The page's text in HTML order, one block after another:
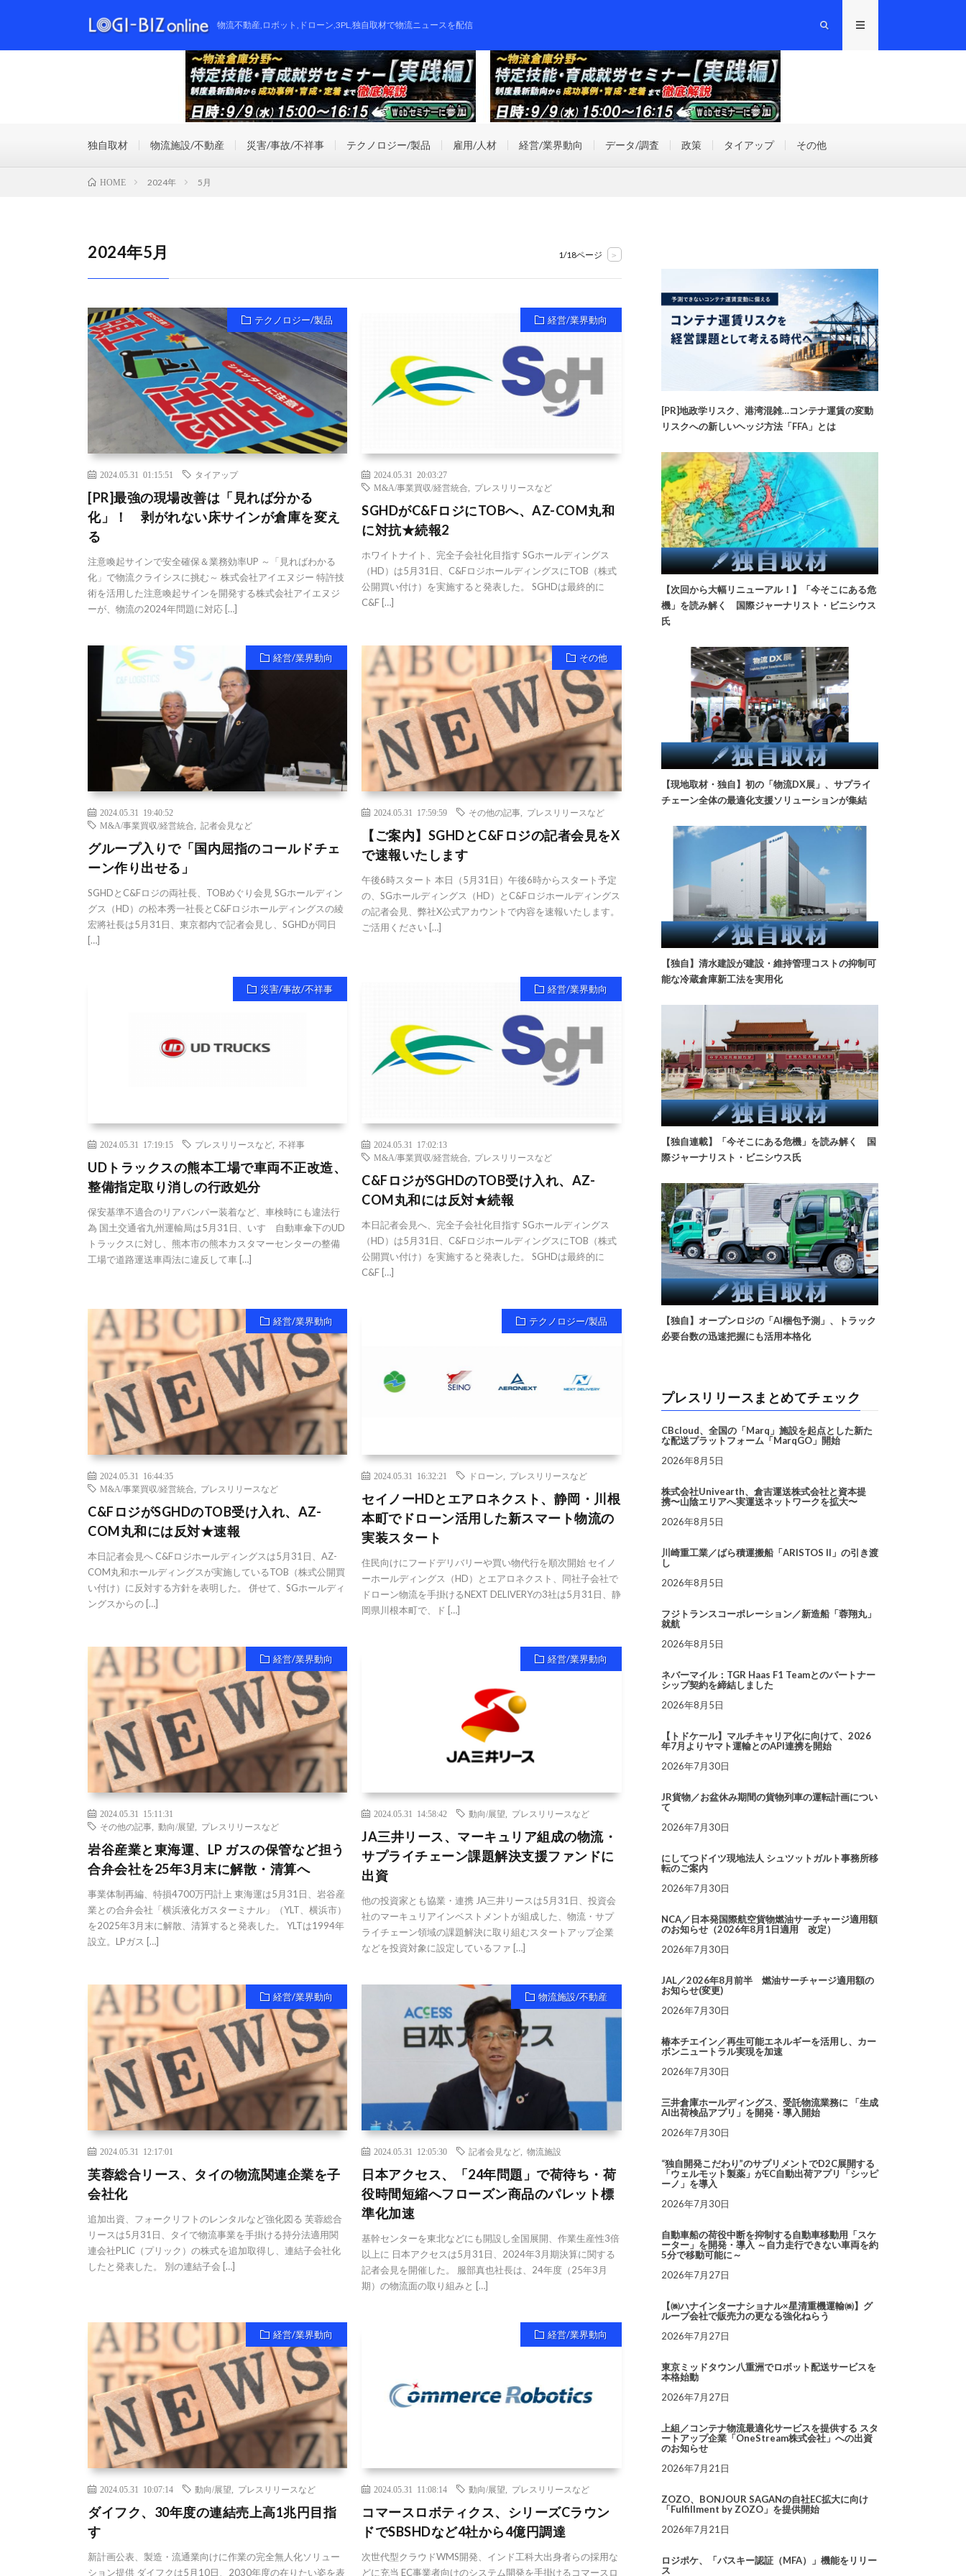
物流不動産,ロボット,ドローン,3PL,独自取材で物流ニュースを配信
独自取材 物流施設/不動産 災害/事故/不祥事 テクノロジー/製品 雇用/人材 経営/業界動向 データ/調査 政策 タイアップ その他
HOME 2024年 5月
2024年5月 1/18ページ >
テクノロジー/製品
2024.05.31 01:15:51 タイアップ
[PR]最強の現場改善は「見れば分かる
化」！ 剥がれない床サインが倉庫を変え
る
注意喚起サインで安全確保＆業務効率UP ～「見ればわかる
化」で物流クライシスに挑む～ 株式会社アイエヌジー 特許技
術を活用した注意喚起サインを開発する株式会社アイエヌジ
ーが、物流の2024年問題に対応 […]
経営/業界動向
2024.05.31 20:03:27
M&A/事業買収/経営統合
プレスリリースなど
SGHDがC&FロジにTOBへ、AZ-COM丸和
に対抗★続報2
ホワイトナイト、完全子会社化目指す SGホールディングス
（HD）は5月31日、C&FロジホールディングスにTOB（株式
公開買い付け）を実施すると発表した。 SGHDは最終的に
C&F […]
経営/業界動向
2024.05.31 19:40:52
M&A/事業買収/経営統合
記者会見など
グループ入りで「国内屈指のコールドチェ
ーン作り出せる」
SGHDとC&Fロジの両社長、TOBめぐり会見 SGホールディン
グス（HD）の松本秀一社長とC&Fロジホールディングスの綾
宏將社長は5月31日、東京都内で記者会見し、SGHDが同日
[…]
その他
2024.05.31 17:59:59 その他の記事 プレスリリースなど
【ご案内】SGHDとC&Fロジの記者会見をX
で速報いたします
午後6時スタート 本日（5月31日）午後6時からスタート予定
の、SGホールディングス（HD）とC&Fロジホールディングス
の記者会見、弊社X公式アカウントで内容を速報いたします。
ご活用ください […]
災害/事故/不祥事
2024.05.31 17:19:15 プレスリリースなど 不祥事
UDトラックスの熊本工場で車両不正改造、
整備指定取り消しの行政処分
保安基準不適合のリアバンパー装着など、車検時にも違法行
為 国土交通省九州運輸局は5月31日、いすゞ自動車傘下のUD
トラックスに対し、熊本市の熊本カスタマーセンターの整備
工場で道路運送車両法に違反して車 […]
経営/業界動向
2024.05.31 17:02:13
M&A/事業買収/経営統合
プレスリリースなど
C&FロジがSGHDのTOB受け入れ、AZ-
COM丸和には反対★続報
本日記者会見へ、完全子会社化目指す SGホールディングス
（HD）は5月31日、C&FロジホールディングスにTOB（株式
公開買い付け）を実施すると発表した。 SGHDは最終的に
C&F […]
経営/業界動向
2024.05.31 16:44:35
M&A/事業買収/経営統合
プレスリリースなど
C&FロジがSGHDのTOB受け入れ、AZ-
COM丸和には反対★速報
本日記者会見へ C&Fロジホールディングスは5月31日、AZ-
COM丸和ホールディングスが実施しているTOB（株式公開買
い付け）に反対する方針を表明した。 併せて、SGホールディ
ングスからの […]
テクノロジー/製品
2024.05.31 16:32:21 ドローン プレスリリースなど
セイノーHDとエアロネクスト、静岡・川根
本町でドローン活用した新スマート物流の
実装スタート
住民向けにフードデリバリーや買い物代行を順次開始 セイノ
ーホールディングス（HD）とエアロネクスト、同社子会社で
ドローン物流を手掛けるNEXT DELIVERYの3社は5月31日、静
岡県川根本町で、ド […]
経営/業界動向
2024.05.31 15:11:31
その他の記事
動向/展望 プレスリリースなど
岩谷産業と東海運、LP ガスの保管など担う
合弁会社を25年3月末に解散・清算へ
事業体制再編、特損4700万円計上 東海運は5月31日、岩谷産
業との合弁会社「横浜液化ガスターミナル」（YLT、横浜市）
を2025年3月末に解散、清算すると発表した。 YLTは1994年
設立。LPガス […]
経営/業界動向
2024.05.31 14:58:42 動向/展望 プレスリリースなど
JA三井リース、マーキュリア組成の物流・
サプライチェーン課題解決支援ファンドに
出資
他の投資家とも協業・連携 JA三井リースは5月31日、投資会
社のマーキュリアインベストメントが組成した、物流・サプ
ライチェーン領域の課題解決に取り組むスタートアップ企業
などを投資対象に設定しているファ […]
経営/業界動向
2024.05.31 12:17:01
芙蓉総合リース、タイの物流関連企業を子
会社化
追加出資、フォークリフトのレンタルなど強化図る 芙蓉総合
リースは5月31日、タイで物流事業を手掛ける持分法適用関
連会社PLIC（プリック）の株式を追加取得し、連結子会社化
したと発表した。 別の連結子会 […]
物流施設/不動産
2024.05.31 12:05:30 記者会見など ,物流施設
日本アクセス、「24年問題」で荷待ち・荷
役時間短縮へフローズン商品のパレット標
準化加速
基幹センターを東北などにも開設し全国展開、作業生産性3倍
以上に 日本アクセスは5月31日、2024年3月期決算に関する
記者会見を開催した。 服部真也社長は、24年度（25年3月
期）の物流面の取り組みと […]
経営/業界動向
2024.05.31 10:07:14 動向/展望 プレスリリースなど
ダイフク、30年度の連結売上高1兆円目指
す
新計画公表、製造・流通業向けに作業の完全無人化ソリュー
ション提供 ダイフクは5月10日、2030年度の在りたい姿を表
経営/業界動向
2024.05.31 11:08:14 動向/展望 プレスリリースなど
コマースロボティクス、シリーズCラウン
ドでSBSHDなど4社から4億円調達
次世代型クラウドWMS開発、インド工科大出身者らの採用な
どに充当 EC事業者向けのシステム開発を手掛けるコマースロ
[PR]地政学リスク、港湾混雑…コンテナ運賃の変動
リスクへの新しいヘッジ方法「FFA」とは
【次回から大幅リニューアル！】「今そこにある危
機」を読み解く 国際ジャーナリスト・ビニシウス
氏
【現地取材・独自】初の「物流DX展」、サプライ
チェーン全体の最適化支援ソリューションが集結
【独自】清水建設が建設・維持管理コストの抑制可
能な冷蔵倉庫新工法を実用化
【独自連載】「今そこにある危機」を読み解く 国
際ジャーナリスト・ビニシウス氏
【独自】オープンロジの「AI梱包予測」、トラック
必要台数の迅速把握にも活用本格化
プレスリリースまとめてチェック
CBcloud、全国の「Marq」施設を起点とした新た
な配送プラットフォーム「MarqGO」開始
2026年8月5日
株式会社Univearth、倉吉運送株式会社と資本提
携〜山陰エリアへ実運送ネットワークを拡大〜
2026年8月5日
川崎重工業／ばら積運搬船「ARISTOS II」の引き渡
し
2026年8月5日
フジトランスコーポレーション／新造船「蓉翔丸」
就航
2026年8月5日
ネバーマイル：TGR Haas F1 Teamとのパートナー
シップ契約を締結しました
2026年8月5日
【トドケール】マルチキャリア化に向けて、2026
年7月よりヤマト運輸とのAPI連携を開始
2026年7月30日
JR貨物／お盆休み期間の貨物列車の運転計画につい
て
2026年7月30日
にしてつドイツ現地法人 シュツットガルト事務所移
転のご案内
2026年7月30日
NCA／日本発国際航空貨物燃油サーチャージ適用額
のお知らせ（2026年8月1日適用 改定）
2026年7月30日
JAL／2026年8月前半 燃油サーチャージ適用額の
お知らせ(変更)
2026年7月30日
椿本チエイン／再生可能エネルギーを活用し、カー
ボンニュートラル実現を加速
2026年7月30日
三井倉庫ホールディングス、受託物流業務に 「生成
AI出荷検品アプリ」を開発・導入開始
2026年7月30日
“独自開発こだわり”のサプリメントでD2C展開する
「ウェルモット製薬」がEC自動出荷アプリ「シッピ
ーノ」を導入
2026年7月30日
自動車船の荷役中断を抑制する自動車移動用「スケ
ーター」を開発・導入 ～自力走行できない車両を約
5分で移動可能に～
2026年7月27日
【㈱ハナインターナショナル×星清重機運輸㈱】グ
ループ会社で販売力の更なる強化ねらう
2026年7月27日
東京ミッドタウン八重洲でロボット配送サービスを
本格始動
2026年7月27日
上組／コンテナ物流最適化サービスを提供する スタ
ートアップ企業「OneStream株式会社」への出資
のお知らせ
2026年7月21日
ZOZO、BONJOUR SAGANの自社EC拡大に向け
「Fulfillment by ZOZO」を提供開始
2026年7月21日
ロジポケ、「パスキー認証（MFA）」機能をリリー
ス